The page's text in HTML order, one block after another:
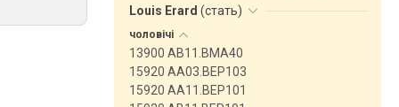
Louis Erard (стать)
чоловічі
13900 AB11.BMA40
15920 AA03.BEP103
15920 AA11.BEP101